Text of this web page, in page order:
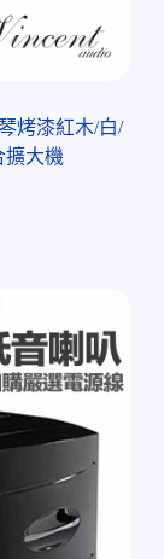
烤漆紅木/白/
擴大機